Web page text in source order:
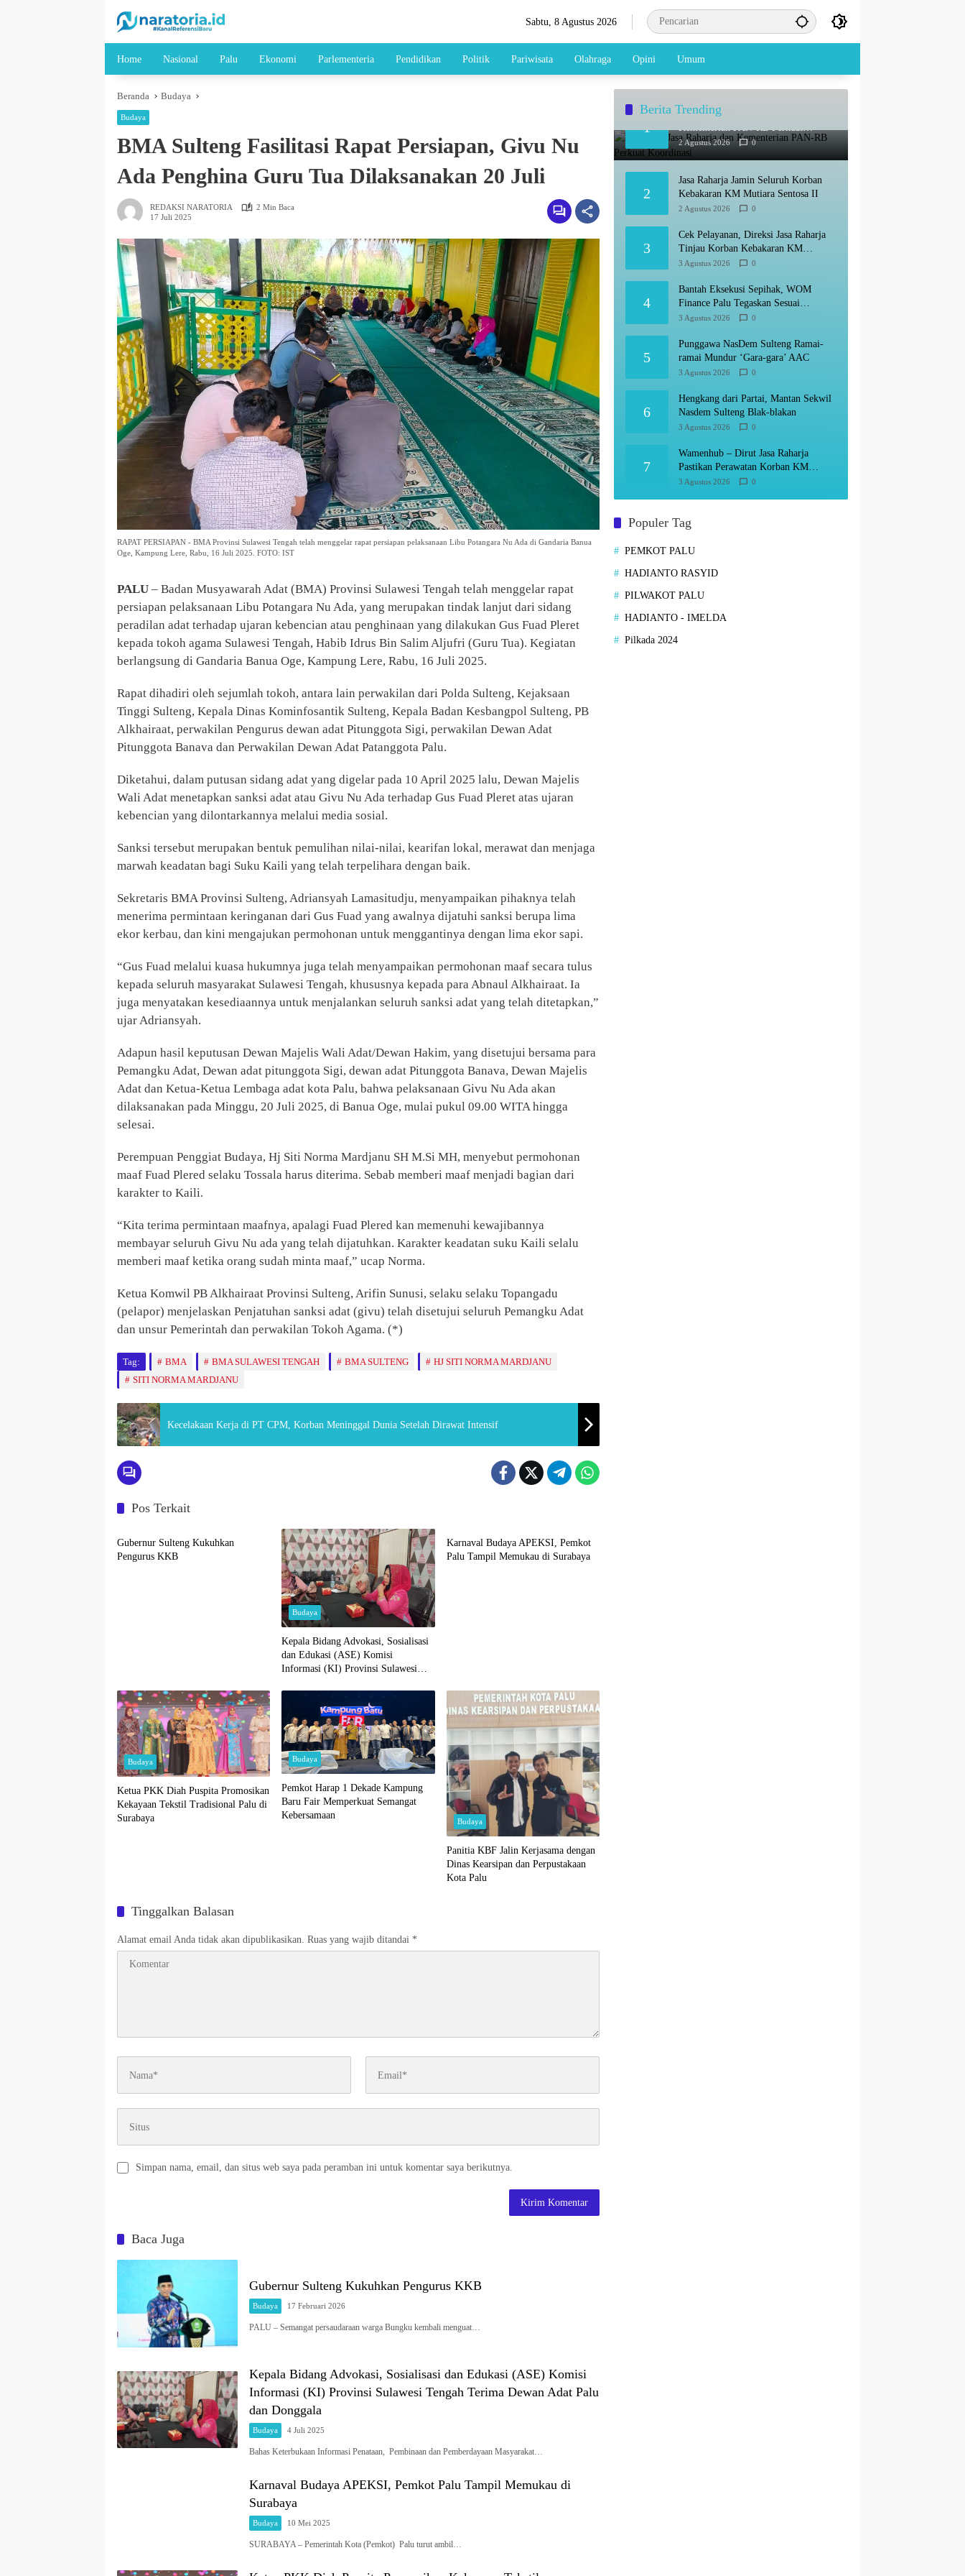
Sabtu, 8 Agustus 2026
Home Nasional Palu Ekonomi Parlementeria Pendidikan Politik Pariwisata Olahraga Opini Umum
Beranda Budaya
Budaya
BMA Sulteng Fasilitasi Rapat Persiapan, Givu Nu
Ada Penghina Guru Tua Dilaksanakan 20 Juli
REDAKSI NARATORIA
2 Min Baca
17 Juli 2025
RAPAT PERSIAPAN - BMA Provinsi Sulawesi Tengah telah menggelar rapat persiapan pelaksanaan Libu Potangara Nu Ada di Gandaria Banua
Oge, Kampung Lere, Rabu, 16 Juli 2025. FOTO: IST
PALU – Badan Musyawarah Adat (BMA) Provinsi Sulawesi Tengah telah menggelar rapat
persiapan pelaksanaan Libu Potangara Nu Ada, yang merupakan tindak lanjut dari sidang
peradilan adat terhadap ujaran kebencian atau penghinaan yang dilakukan Gus Fuad Pleret
kepada tokoh agama Sulawesi Tengah, Habib Idrus Bin Salim Aljufri (Guru Tua). Kegiatan
berlangsung di Gandaria Banua Oge, Kampung Lere, Rabu, 16 Juli 2025.
Rapat dihadiri oleh sejumlah tokoh, antara lain perwakilan dari Polda Sulteng, Kejaksaan
Tinggi Sulteng, Kepala Dinas Kominfosantik Sulteng, Kepala Badan Kesbangpol Sulteng, PB
Alkhairaat, perwakilan Pengurus dewan adat Pitunggota Sigi, perwakilan Dewan Adat
Pitunggota Banava dan Perwakilan Dewan Adat Patanggota Palu.
Diketahui, dalam putusan sidang adat yang digelar pada 10 April 2025 lalu, Dewan Majelis
Wali Adat menetapkan sanksi adat atau Givu Nu Ada terhadap Gus Fuad Pleret atas ujaran
kebencian yang dilontarkannya melalui media sosial.
Sanksi tersebut merupakan bentuk pemulihan nilai-nilai, kearifan lokal, merawat dan menjaga
marwah keadatan bagi Suku Kaili yang telah terpelihara dengan baik.
Sekretaris BMA Provinsi Sulteng, Adriansyah Lamasitudju, menyampaikan pihaknya telah
menerima permintaan keringanan dari Gus Fuad yang awalnya dijatuhi sanksi berupa lima
ekor kerbau, dan kini mengajukan permohonan untuk menggantinya dengan lima ekor sapi.
“Gus Fuad melalui kuasa hukumnya juga telah menyampaikan permohonan maaf secara tulus
kepada seluruh masyarakat Sulawesi Tengah, khususnya kepada para Abnaul Alkhairaat. Ia
juga menyatakan kesediaannya untuk menjalankan seluruh sanksi adat yang telah ditetapkan,”
ujar Adriansyah.
Adapun hasil keputusan Dewan Majelis Wali Adat/Dewan Hakim, yang disetujui bersama para
Pemangku Adat, Dewan adat pitunggota Sigi, dewan adat Pitunggota Banava, Dewan Majelis
Adat dan Ketua-Ketua Lembaga adat kota Palu, bahwa pelaksanaan Givu Nu Ada akan
dilaksanakan pada Minggu, 20 Juli 2025, di Banua Oge, mulai pukul 09.00 WITA hingga
selesai.
Perempuan Penggiat Budaya, Hj Siti Norma Mardjanu SH M.Si MH, menyebut permohonan
maaf Fuad Plered selaku Tossala harus diterima. Sebab memberi maaf menjadi bagian dari
karakter to Kaili.
“Kita terima permintaan maafnya, apalagi Fuad Plered kan memenuhi kewajibannya
membayar seluruh Givu Nu ada yang telah dijatuhkan. Karakter keadatan suku Kaili selalu
memberi maaf ketika orang sudah minta maaf,” ucap Norma.
Ketua Komwil PB Alkhairaat Provinsi Sulteng, Arifin Sunusi, selaku selaku Topangadu
(pelapor) menjelaskan Penjatuhan sanksi adat (givu) telah disetujui seluruh Pemangku Adat
dan unsur Pemerintah dan perwakilan Tokoh Agama. (*)
Tag: BMA BMA SULAWESI TENGAH BMA SULTENG
HJ SITI NORMA MARDJANU
SITI NORMA MARDJANU
Kecelakaan Kerja di PT CPM, Korban Meninggal Dunia Setelah Dirawat Intensif
Pos Terkait
Budaya
Gubernur Sulteng Kukuhkan
Pengurus KKB
Budaya
Kepala Bidang Advokasi, Sosialisasi
dan Edukasi (ASE) Komisi
Informasi (KI) Provinsi Sulawesi
Karnaval Budaya APEKSI, Pemkot
Palu Tampil Memukau di Surabaya
Budaya
Ketua PKK Diah Puspita Promosikan
Kekayaan Tekstil Tradisional Palu di
Surabaya
Budaya
Pemkot Harap 1 Dekade Kampung
Baru Fair Memperkuat Semangat
Kebersamaan
Budaya
Panitia KBF Jalin Kerjasama dengan
Dinas Kearsipan dan Perpustakaan
Kota Palu
Tinggalkan Balasan
Alamat email Anda tidak akan dipublikasikan. Ruas yang wajib ditandai *
Simpan nama, email, dan situs web saya pada peramban ini untuk komentar saya berikutnya.
Baca Juga
Gubernur Sulteng Kukuhkan Pengurus KKB
Budaya 17 Februari 2026
PALU – Semangat persaudaraan warga Bungku kembali menguat…
Kepala Bidang Advokasi, Sosialisasi dan Edukasi (ASE) Komisi
Informasi (KI) Provinsi Sulawesi Tengah Terima Dewan Adat Palu
dan Donggala
Budaya 4 Juli 2025
Bahas Keterbukaan Informasi Penataan, Pembinaan dan Pemberdayaan Masyarakat…
Karnaval Budaya APEKSI, Pemkot Palu Tampil Memukau di
Surabaya
Budaya 10 Mei 2025
SURABAYA – Pemerintah Kota (Pemkot) Palu turut ambil…
Berita Trending
1
Audiensi, Jasa Raharja dan
Kementerian PAN-RB Perkuat
Koordinasi
2 Agustus 2026 0
2
Jasa Raharja Jamin Seluruh Korban
Kebakaran KM Mutiara Sentosa II
2 Agustus 2026 0
3
Cek Pelayanan, Direksi Jasa Raharja
Tinjau Korban Kebakaran KM
Mutiara Sentosa II
3 Agustus 2026 0
4
Bantah Eksekusi Sepihak, WOM
Finance Palu Tegaskan Sesuai
Prosedur
3 Agustus 2026 0
5
Punggawa NasDem Sulteng Ramai-
ramai Mundur ‘Gara-gara’ AAC
3 Agustus 2026 0
6
Hengkang dari Partai, Mantan Sekwil
Nasdem Sulteng Blak-blakan
3 Agustus 2026 0
7
Wamenhub – Dirut Jasa Raharja
Pastikan Perawatan Korban KM
Mutiara Sentosa Optimal
3 Agustus 2026 0
Populer Tag
PEMKOT PALU
HADIANTO RASYID
PILWAKOT PALU
HADIANTO - IMELDA
Pilkada 2024